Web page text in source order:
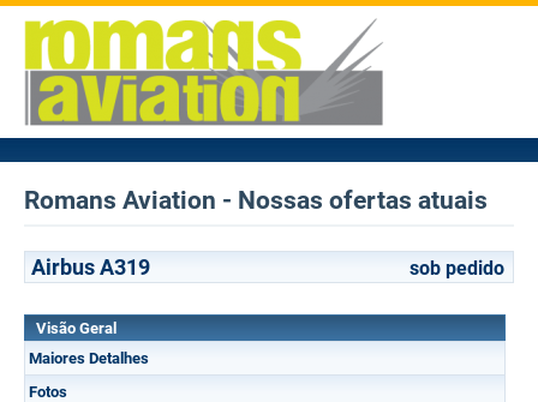
Romans Aviation - Nossas ofertas atuais
Airbus A319 sob pedido
Visão Geral
Maiores Detalhes
Fotos